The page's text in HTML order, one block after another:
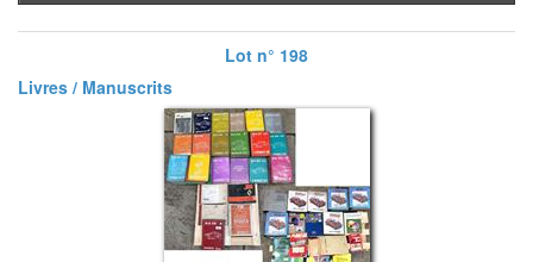
Lot n° 198
Livres / Manuscrits